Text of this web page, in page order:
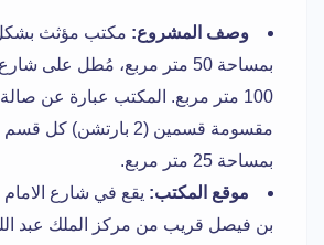
وصف المشروع: مكتب مؤثث
بمساحة 50 متر مربع، مُطل على
100 متر مربع. المكتب عبارة عن صالة
مقسومة قسمين (2 بارتشن) كل قسم
بمساحة 25 متر مربع.
موقع المكتب: يقع في شارع
بن فيصل قريب من مركز الملك عبد